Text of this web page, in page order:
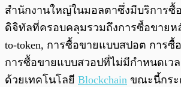
สำนักงานใหญ่ในมอลตาซึ่งมีบริการซื้
ดิจิทัลที่ครอบคลุมรวมถึงการซื้อขายห
to-token, การซื้อขายแบบสปอต การซื้
การซื้อขายแบบสวอปที่ไม่มีกำหนดเว
ด้วยเทคโนโลยี Blockchain ขณะนี้กระ